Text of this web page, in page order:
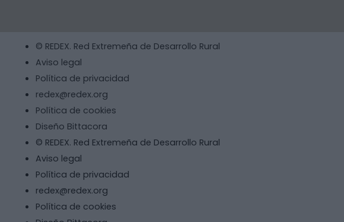
© REDEX. Red Extremeña de Desarrollo Rural
Aviso legal
Política de privacidad
redex@redex.org
Política de cookies
Diseño Bittacora
© REDEX. Red Extremeña de Desarrollo Rural
Aviso legal
Política de privacidad
redex@redex.org
Política de cookies